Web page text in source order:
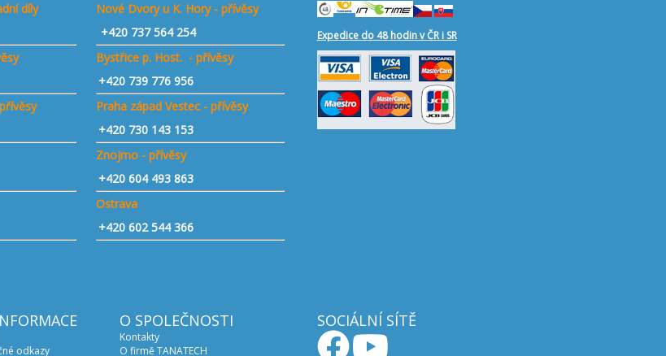
díly
Nové Dvory u K. Hory - přívěsy
+420 737 564 254
Bystřice p. Host. - přívěsy
+420 739 776 956
Praha západ Vestec - přívěsy
+420 730 143 153
Znojmo - přívěsy
+420 604 493 863
Ostrava
+420 602 544 366
Expedice do 48 hodin v ČR i SR
odkazy
O SPOLEČNOSTI
Kontakty
O firmě TANATECH
SOCIÁLNÍ SÍTĚ